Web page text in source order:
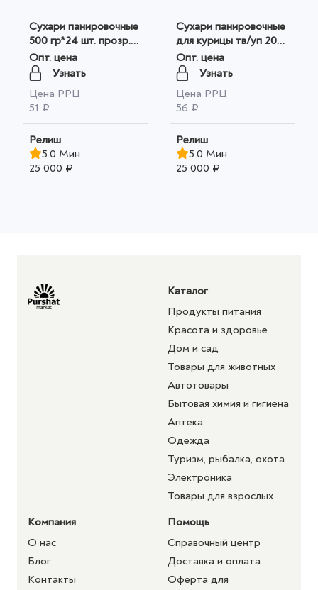
Сухари панировочные
500 гр*24 шт. прозр.
уп.. ч/б эт.. Relish
оптом
Опт. цена
Узнать
Цена РРЦ
51 ₽
Релиш
5.0 Мин
25 000 ₽
Сухари панировочные
для курицы тв/уп 200
гр*14 шт. Relish оптом
Опт. цена
Узнать
Цена РРЦ
56 ₽
Релиш
5.0 Мин
25 000 ₽
Каталог
Продукты питания
Красота и здоровье
Дом и сад
Товары для животных
Автотовары
Бытовая химия и гигиена
Аптека
Одежда
Туризм, рыбалка, охота
Электроника
Товары для взрослых
Компания
О нас
Блог
Контакты
Помощь
Справочный центр
Доставка и оплата
Оферта для